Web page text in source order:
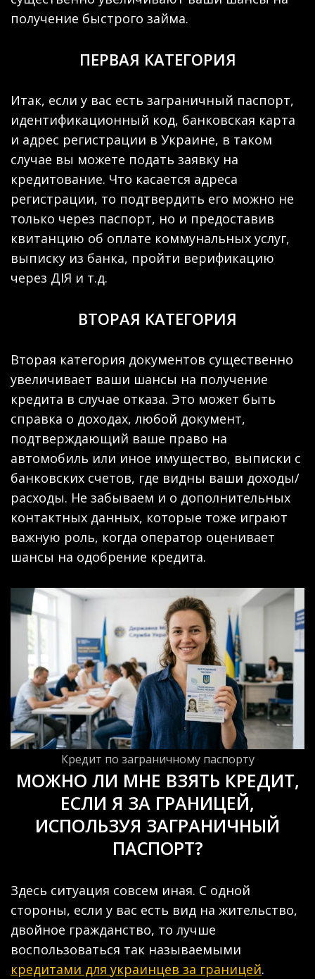
получение быстрого займа.
ПЕРВАЯ КАТЕГОРИЯ
Итак, если у вас есть заграничный паспорт,
идентификационный код, банковская карта
и адрес регистрации в Украине, в таком
случае вы можете подать заявку на
кредитование. Что касается адреса
регистрации, то подтвердить его можно не
только через паспорт, но и предоставив
квитанцию об оплате коммунальных услуг,
выписку из банка, пройти верификацию
через ДІЯ и т.д.
ВТОРАЯ КАТЕГОРИЯ
Вторая категория документов существенно
увеличивает ваши шансы на получение
кредита в случае отказа. Это может быть
справка о доходах, любой документ,
подтверждающий ваше право на
автомобиль или иное имущество, выписки с
банковских счетов, где видны ваши доходы/
расходы. Не забываем и о дополнительных
контактных данных, которые тоже играют
важную роль, когда оператор оценивает
шансы на одобрение кредита.
Кредит по заграничному паспорту
МОЖНО ЛИ МНЕ ВЗЯТЬ КРЕДИТ,
ЕСЛИ Я ЗА ГРАНИЦЕЙ,
ИСПОЛЬЗУЯ ЗАГРАНИЧНЫЙ
ПАСПОРТ?
Здесь ситуация совсем иная. С одной
стороны, если у вас есть вид на жительство,
двойное гражданство, то лучше
воспользоваться так называемыми
кредитами для украинцев за границей.